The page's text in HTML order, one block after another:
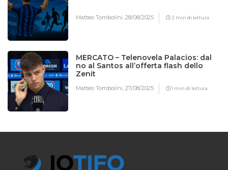
Matteo Tombolini,28/08/2025 2 min di lettura
MERCATO – Telenovela Palacios: dal
no al Santos all’offerta flash dello
Zenit
Matteo Tombolini,27/08/2025 1 min di lettura